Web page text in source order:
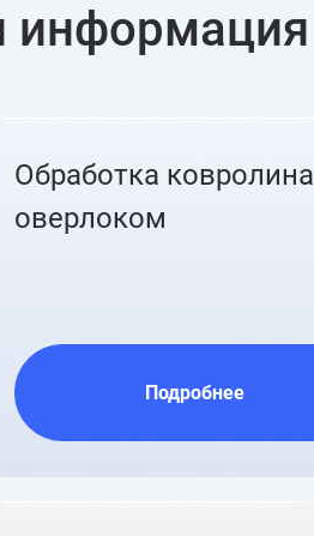
информация
Обработка ковролина
оверлоком
Подробнее